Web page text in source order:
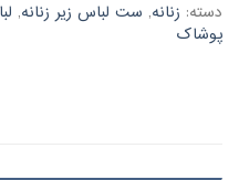
دسته: زنانه, ست لباس زیر زنانه,
پوشاک